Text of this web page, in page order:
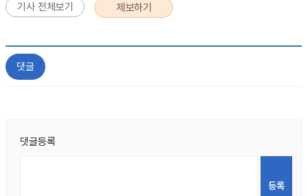
기사 전체보기 제보하기
댓글
댓글등록